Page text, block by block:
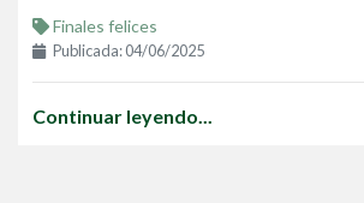
Finales felices
Publicada: 04/06/2025
Continuar leyendo...